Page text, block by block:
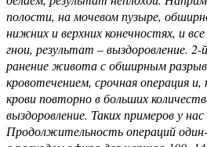
полости, на мочевом пузыре,
нижних и верхних конечностях, и
гнои, результат – выздоровление.
ранение живота с обширным
кровотечением, срочная операция и,
крови повторно в больших
выздоровление. Таких примеров у
Продолжительность операций